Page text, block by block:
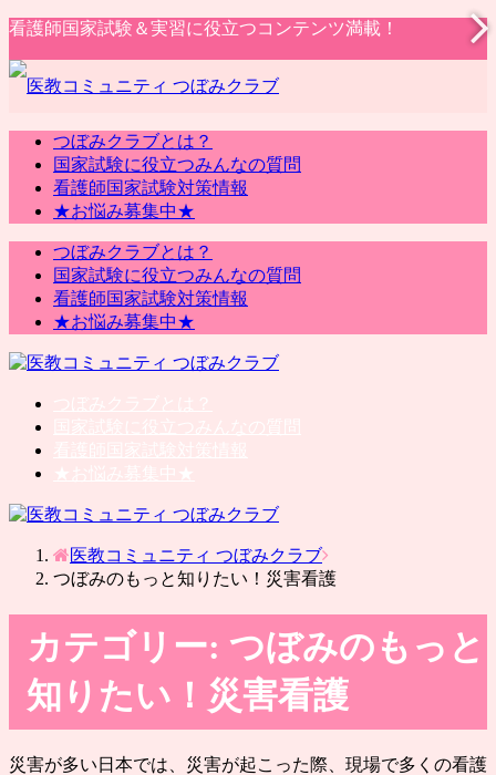
看護師国家試験＆実習に役立つコンテンツ満載！
つぼみクラブとは？
国家試験に役立つみんなの質問
看護師国家試験対策情報
★お悩み募集中★
つぼみクラブとは？
国家試験に役立つみんなの質問
看護師国家試験対策情報
★お悩み募集中★
医教コミュニティ つぼみクラブ
つぼみのもっと知りたい！災害看護
カテゴリー: つぼみのもっと
知りたい！災害看護
災害が多い日本では、災害が起こった際、現場で多くの看護